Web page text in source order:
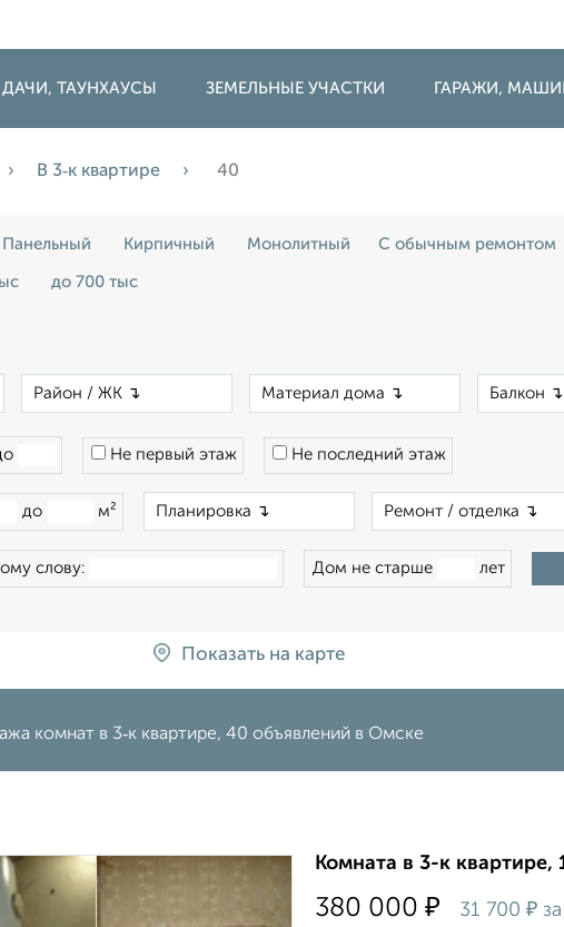
ТАУНХАУСЫ ЗЕМЕЛЬНЫЕ УЧАСТКИ ГАРАЖИ,
В 3‑к квартире 40
Панельный Кирпичный Монолитный С обычным ремонтом
до 700 тыс
Не первый этаж Не последний этаж
до м²
слову: Дом не старше лет
Показать на карте
комнат в 3‑к квартире, 40 объявлений в Омске
Комната в 3-к квартире,
380 000 ₽ 31 700 ₽